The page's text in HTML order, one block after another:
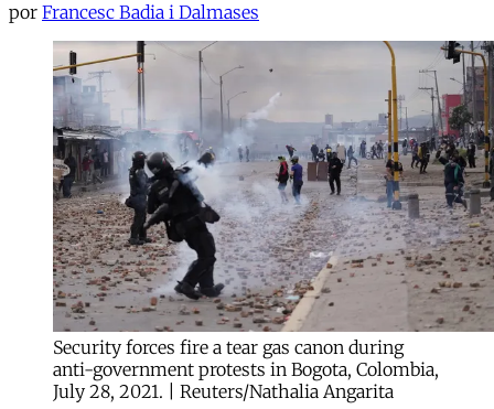
por Francesc Badia i Dalmases
Security forces fire a tear gas canon during
anti-government protests in Bogota, Colombia,
July 28, 2021. | Reuters/Nathalia Angarita